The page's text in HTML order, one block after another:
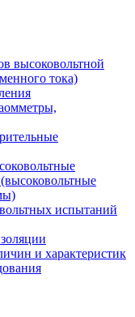
высоковольтной
тока)
испытаний
и характеристик